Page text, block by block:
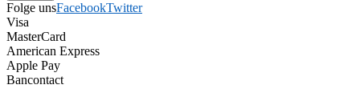
Folge unsFacebookTwitter
Visa
MasterCard
American Express
Apple Pay
Bancontact